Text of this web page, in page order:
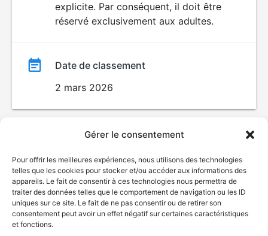
Gérer le consentement
Pour offrir les meilleures expériences, nous utilisons des technologies
telles que les cookies pour stocker et/ou accéder aux informations des
appareils. Le fait de consentir à ces technologies nous permettra de
traiter des données telles que le comportement de navigation ou les ID
uniques sur ce site. Le fait de ne pas consentir ou de retirer son
consentement peut avoir un effet négatif sur certaines caractéristiques
et fonctions.
explicite. Par conséquent, il doit être
réservé exclusivement aux adultes.
Date de classement
2 mars 2026